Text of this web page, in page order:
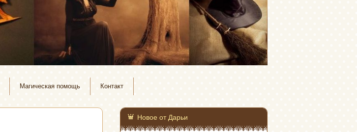
Магическая помощь Контакт
Новое от Дарьи